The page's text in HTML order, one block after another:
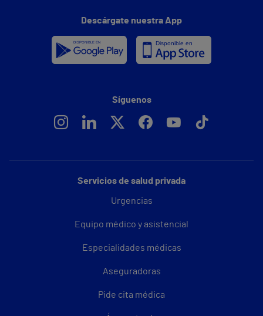
Servicios de salud privada
Urgencias
Equipo médico y asistencial
Especialidades médicas
Aseguradoras
Pide cita médica
Descárgate nuestra App
Síguenos